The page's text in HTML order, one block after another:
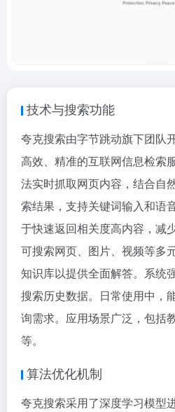
技术与搜索功能
夸克搜索由字节跳动旗下团队
高效、精准的互联网信息检索
法实时抓取网页内容，结合自
索结果，支持关键词输入和语
于快速返回相关度高内容，减
可搜索网页、图片、视频等多
知识库以提供全面解答。系统
搜索历史数据。日常使用中，
询需求。应用场景广泛，包括
等。
算法优化机制
夸克搜索采用了深度学习模型